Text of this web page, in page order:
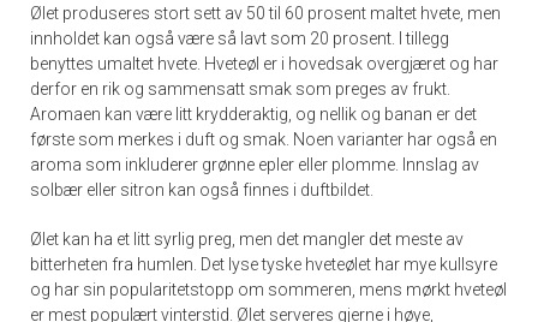
Ølet produseres stort sett av 50 til 60 prosent maltet hvete, men
innholdet kan også være så lavt som 20 prosent. I tillegg
benyttes umaltet hvete. Hveteøl er i hovedsak overgjæret og har
derfor en rik og sammensatt smak som preges av frukt.
Aromaen kan være litt krydderaktig, og nellik og banan er det
første som merkes i duft og smak. Noen varianter har også en
aroma som inkluderer grønne epler eller plomme. Innslag av
solbær eller sitron kan også finnes i duftbildet.
Ølet kan ha et litt syrlig preg, men det mangler det meste av
bitterheten fra humlen. Det lyse tyske hveteølet har mye kullsyre
og har sin popularitetstopp om sommeren, mens mørkt hveteøl
er mest populært vinterstid. Ølet serveres gjerne i høye,